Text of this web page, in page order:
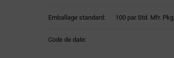
Emballage standard:
Product
100 par Std. Mfr. Pkg
Code de date: